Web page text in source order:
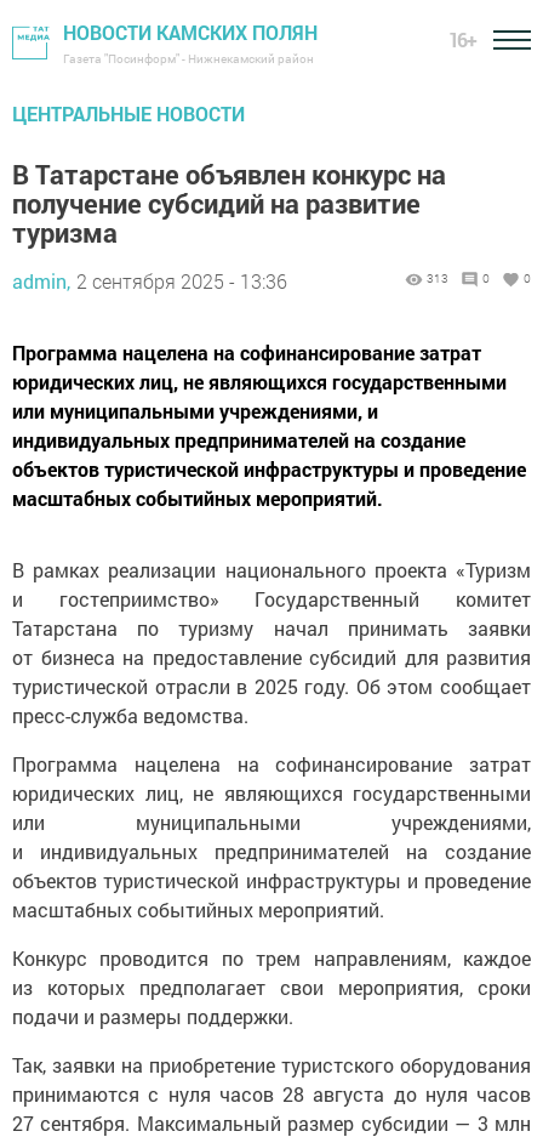
НОВОСТИ КАМСКИХ ПОЛЯН
Газета "Посинформ" - Нижнекамский район
16+
ЦЕНТРАЛЬНЫЕ НОВОСТИ
В Татарстане объявлен конкурс на
получение субсидий на развитие
туризма
admin, 2 сентября 2025 - 13:36 313 0 0
Программа нацелена на софинансирование затрат
юридических лиц, не являющихся государственными
или муниципальными учреждениями, и
индивидуальных предпринимателей на создание
объектов туристической инфраструктуры и проведение
масштабных событийных мероприятий.
В рамках реализации национального проекта «Туризм
и гостеприимство» Государственный комитет
Татарстана по туризму начал принимать заявки
от бизнеса на предоставление субсидий для развития
туристической отрасли в 2025 году. Об этом сообщает
пресс-служба ведомства.
Программа нацелена на софинансирование затрат
юридических лиц, не являющихся государственными
или муниципальными учреждениями,
и индивидуальных предпринимателей на создание
объектов туристической инфраструктуры и проведение
масштабных событийных мероприятий.
Конкурс проводится по трем направлениям, каждое
из которых предполагает свои мероприятия, сроки
подачи и размеры поддержки.
Так, заявки на приобретение туристского оборудования
принимаются с нуля часов 28 августа до нуля часов
27 сентября. Максимальный размер субсидии — 3 млн